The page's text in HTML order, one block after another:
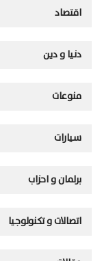
اقتصاد
دنيا و دين
منوعات
سيارات
برلمان و احزاب
اتصالات و تكنولوجيا